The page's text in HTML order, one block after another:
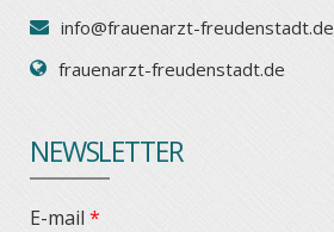
info@frauenarzt-freudenstadt.de
frauenarzt-freudenstadt.de
NEWSLETTER
E-mail*